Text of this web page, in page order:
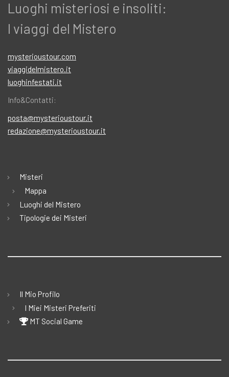
Luoghi misteriosi e insoliti:
I viaggi del Mistero
mysterioustour.com
viaggidelmistero.it
luoghinfestati.it
Info&Contatti:
posta@mysterioustour.it
redazione@mysterioustour.it
Misteri
Mappa
Luoghi del Mistero
Tipologie dei Misteri
Il Mio Profilo
I Miei Misteri Preferiti
MT Social Game